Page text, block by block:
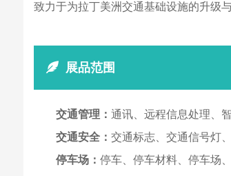
致力于为拉丁美洲交通基础设施的升级
展品范围
交通管理： 通讯、远程信息处理、
交通安全： 交通标志、交通信号灯
停车场： 停车、停车材料、停车场